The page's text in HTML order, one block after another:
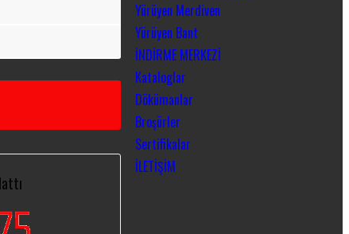
Yürüyen Merdiven
Yürüyen Bant
İNDİRME MERKEZİ
Kataloglar
Dökümanlar
Broşürler
Sertifikalar
İLETİŞİM